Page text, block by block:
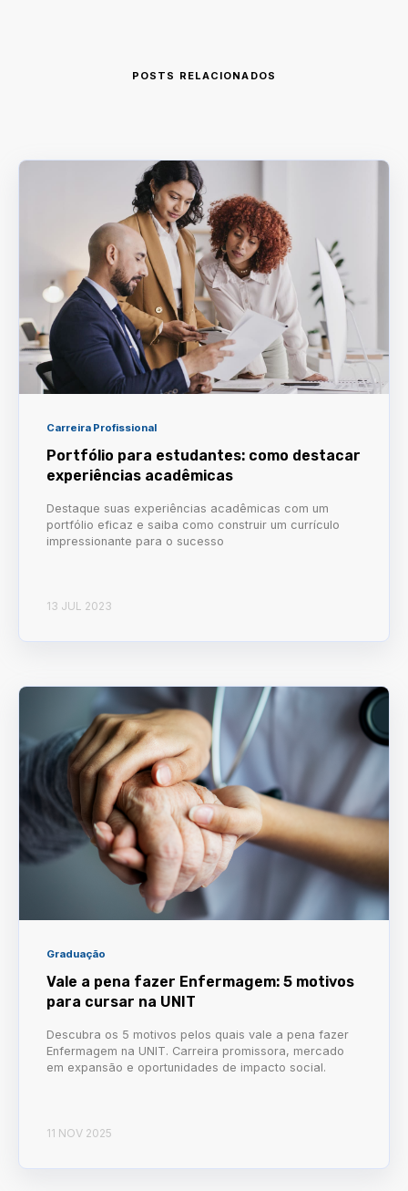
POSTS RELACIONADOS
Carreira Profissional
Portfólio para estudantes: como destacar
experiências acadêmicas
Destaque suas experiências acadêmicas com um
portfólio eficaz e saiba como construir um currículo
impressionante para o sucesso
13 JUL 2023
Graduação
Vale a pena fazer Enfermagem: 5 motivos
para cursar na UNIT
Descubra os 5 motivos pelos quais vale a pena fazer
Enfermagem na UNIT. Carreira promissora, mercado
em expansão e oportunidades de impacto social.
11 NOV 2025